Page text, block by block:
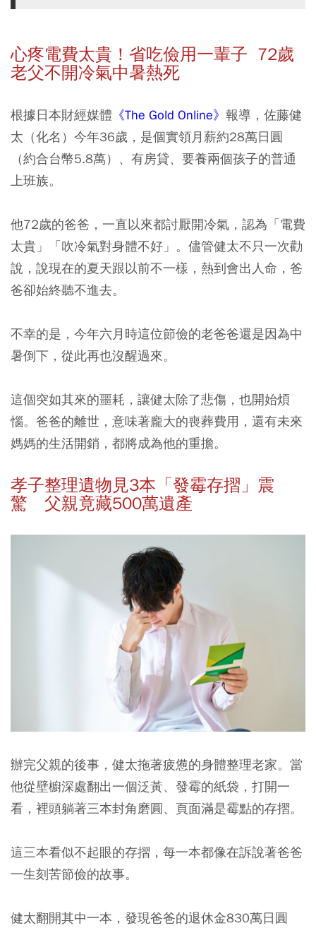
心疼電費太貴！省吃儉用一輩子 72歲
老父不開冷氣中暑熱死
根據日本財經媒體 《The Gold Online》 報導，佐藤健
太（化名）今年36歲，是個實領月薪約28萬日圓
（約合台幣5.8萬）、有房貸、要養兩個孩子的普通
上班族。
他72歲的爸爸，一直以來都討厭開冷氣，認為「電費
太貴」「吹冷氣對身體不好」。儘管健太不只一次勸
說，說現在的夏天跟以前不一樣，熱到會出人命，爸
爸卻始終聽不進去。
不幸的是，今年六月時這位節儉的老爸爸還是因為中
暑倒下，從此再也沒醒過來。
這個突如其來的噩耗，讓健太除了悲傷，也開始煩
惱。爸爸的離世，意味著龐大的喪葬費用，還有未來
媽媽的生活開銷，都將成為他的重擔。
孝子整理遺物見3本「發霉存摺」震
驚 父親竟藏500萬遺產
辦完父親的後事，健太拖著疲憊的身體整理老家。 當
他從壁櫥深處翻出一個泛黃、發霉的紙袋，打開一
看，裡頭躺著三本封角磨圓、頁面滿是霉點的存摺。
這三本看似不起眼的存摺，每一本都像在訴說著爸爸
一生刻苦節儉的故事。
健太翻開其中一本，發現爸爸的退休金830萬日圓